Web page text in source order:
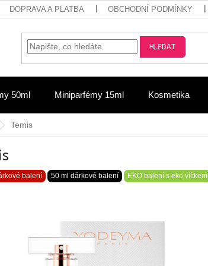
DOPRAVA A PLATBA OBCHODNÍ PODMÍNKY
HLEDAT
50ml Miniparfémy 15ml Kosmetika
Temis
balení 50 ml dárkové balení EKO balení s eko víčkem